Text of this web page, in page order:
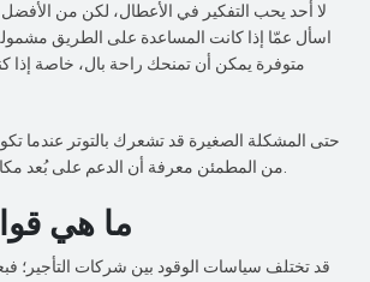
لا أحد يحب التفكير في الأعطال، لكن من الأفضل
اسأل عمّا إذا كانت المساعدة على الطريق
متوفرة يمكن أن تمنحك راحة بال، خاصة إذا
حتى المشكلة الصغيرة قد تشعرك بالتوتر عندما
من المطمئن معرفة أن الدعم على بُعد مكالمة هاتفية واحدة فقط.
ما هي
قد تختلف سياسات الوقود بين شركات التأجير؛